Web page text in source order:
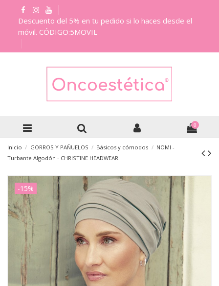
Descuento del 5% en tu pedido si lo haces desde el
móvil. CÓDIGO:5MOVIL
0
Inicio GORROS Y PAÑUELOS Básicos y cómodos
NOMI -
Turbante Algodón - CHRISTINE HEADWEAR
-15%